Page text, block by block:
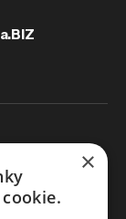
míru
×